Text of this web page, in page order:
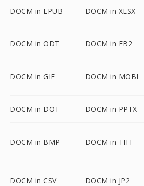
DOCM in EPUB DOCM in XLSX
DOCM in ODT DOCM in FB2
DOCM in GIF DOCM in MOBI
DOCM in DOT DOCM in PPTX
DOCM in BMP DOCM in TIFF
DOCM in CSV DOCM in JP2